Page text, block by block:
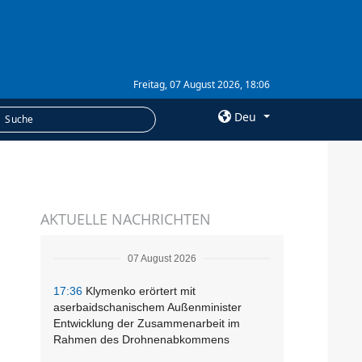
Freitag, 07 August 2026, 18:06
Deu
Abonnement
AKTUELLE NACHRICHTEN
07 August 2026
17:36 Klymenko erörtert mit
aserbaidschanischem Außenminister
Entwicklung der Zusammenarbeit im
Rahmen des Drohnenabkommens